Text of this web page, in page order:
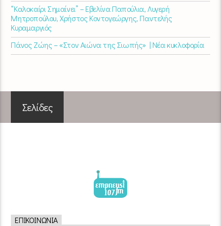
“Καλοκαίρι Σημαίνει” – Εβελίνα Παπούλια, Λυγερή
Μητροπούλου, Χρήστος Κοντογεώργης, Παντελής
Κυραμαργιός
Πάνος Ζώης – «Στον Αιώνα της Σιωπής» | Νέα κυκλοφορία
Σελίδες
ΕΠΙΚΟΙΝΩΝΊΑ